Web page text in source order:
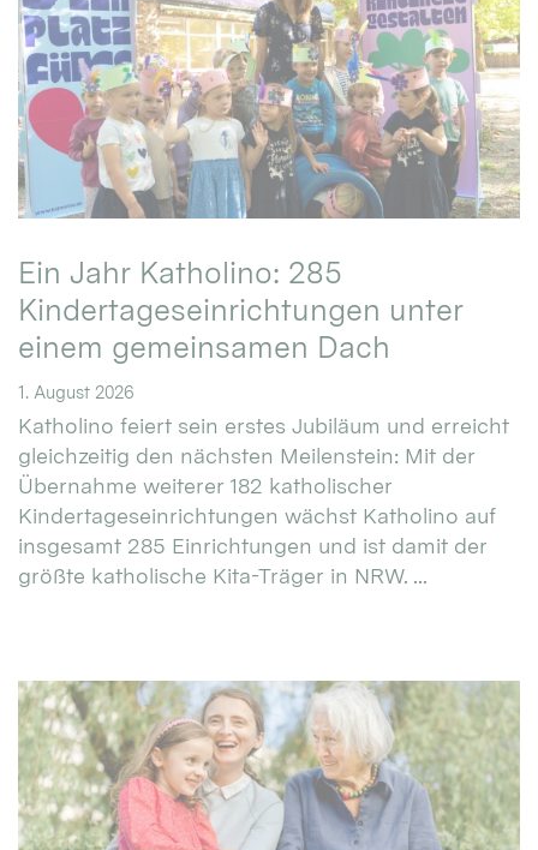
Ein Jahr Katholino: 285
Kindertageseinrichtungen unter
einem gemeinsamen Dach
1. August 2026
Katholino feiert sein erstes Jubiläum und erreicht
gleichzeitig den nächsten Meilenstein: Mit der
Übernahme weiterer 182 katholischer
Kindertageseinrichtungen wächst Katholino auf
insgesamt 285 Einrichtungen und ist damit der
größte katholische Kita-Träger in NRW. ...